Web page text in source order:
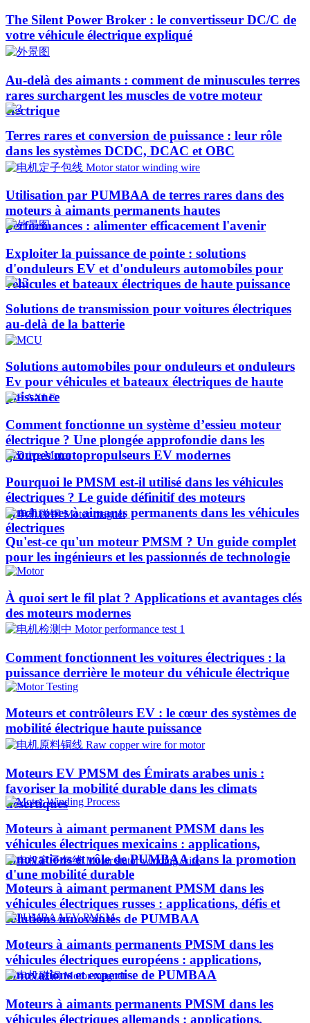
The Silent Power Broker : le convertisseur DC/C de
votre véhicule électrique expliqué
Au-delà des aimants : comment de minuscules terres
rares surchargent les muscles de votre moteur
électrique
Terres rares et conversion de puissance : leur rôle
dans les systèmes DCDC, DCAC et OBC
Utilisation par PUMBAA de terres rares dans des
moteurs à aimants permanents hautes
performances : alimenter efficacement l'avenir
Exploiter la puissance de pointe : solutions
d'onduleurs EV et d'onduleurs automobiles pour
véhicules et bateaux électriques de haute puissance​
Solutions de transmission pour voitures électriques
au-delà de la batterie
Solutions automobiles pour onduleurs et onduleurs
Ev pour véhicules et bateaux électriques de haute
puissance
Comment fonctionne un système d’essieu moteur
électrique ? Une plongée approfondie dans les
groupes motopropulseurs EV modernes
Pourquoi le PMSM est-il utilisé dans les véhicules
électriques ? Le guide définitif des moteurs
synchrones à aimants permanents dans les véhicules
électriques
Qu'est-ce qu'un moteur PMSM ? Un guide complet
pour les ingénieurs et les passionnés de technologie
À quoi sert le fil plat ? Applications et avantages clés
des moteurs modernes
Comment fonctionnent les voitures électriques : la
puissance derrière le moteur du véhicule électrique
Moteurs et contrôleurs EV : le cœur des systèmes de
mobilité électrique haute puissance
Moteurs EV PMSM des Émirats arabes unis :
favoriser la mobilité durable dans les climats
désertiques
Moteurs à aimant permanent PMSM dans les
véhicules électriques mexicains : applications,
innovations et rôle de PUMBAA dans la promotion
d'une mobilité durable
Moteurs à aimant permanent PMSM dans les
véhicules électriques russes : applications, défis et
solutions innovantes de PUMBAA
Moteurs à aimants permanents PMSM dans les
véhicules électriques européens : applications,
innovations et expertise de PUMBAA
Moteurs à aimants permanents PMSM dans les
véhicules électriques allemands : applications,